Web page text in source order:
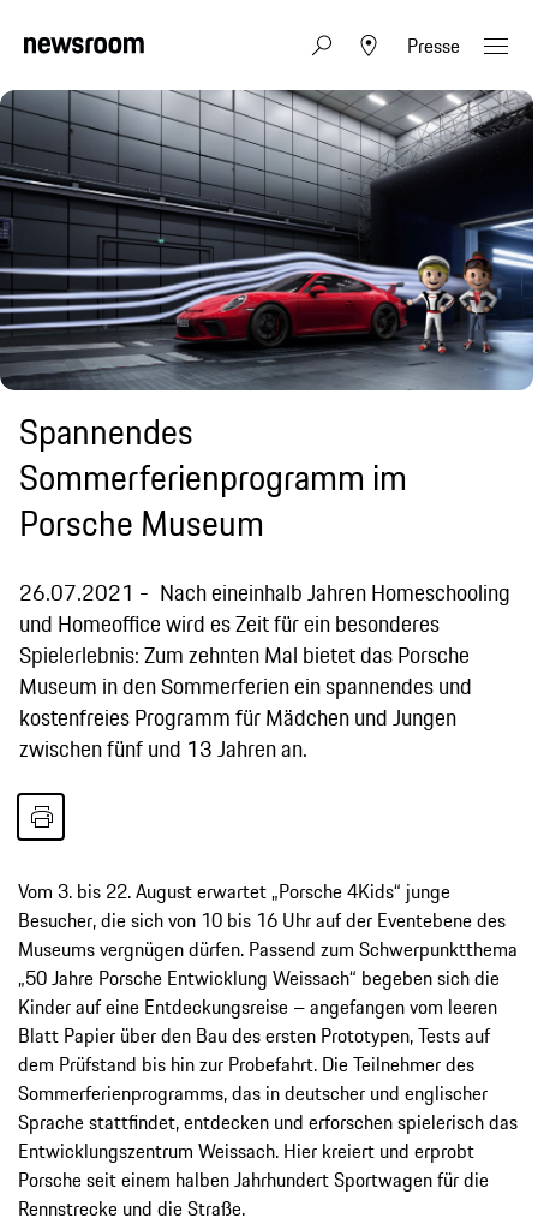
Presse
Spannendes
Sommerferienprogramm im
Porsche Museum
26.07.2021
Nach eineinhalb Jahren Homeschooling
und Homeoffice wird es Zeit für ein besonderes
Spielerlebnis: Zum zehnten Mal bietet das Porsche
Museum in den Sommerferien ein spannendes und
kostenfreies Programm für Mädchen und Jungen
zwischen fünf und 13 Jahren an.
Vom 3. bis 22. August erwartet „Porsche 4Kids“ junge
Besucher, die sich von 10 bis 16 Uhr auf der Eventebene des
Museums vergnügen dürfen. Passend zum Schwerpunktthema
„50 Jahre Porsche Entwicklung Weissach“ begeben sich die
Kinder auf eine Entdeckungsreise – angefangen vom leeren
Blatt Papier über den Bau des ersten Prototypen, Tests auf
dem Prüfstand bis hin zur Probefahrt. Die Teilnehmer des
Sommerferienprogramms, das in deutscher und englischer
Sprache stattfindet, entdecken und erforschen spielerisch das
Entwicklungszentrum Weissach. Hier kreiert und erprobt
Porsche seit einem halben Jahrhundert Sportwagen für die
Rennstrecke und die Straße.